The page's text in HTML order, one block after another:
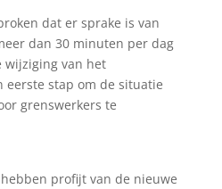
dat er sprake is van
dan 30 minuten per dag
wijziging van het
eerste stap om de situatie
grenswerkers te
profijt van de nieuwe